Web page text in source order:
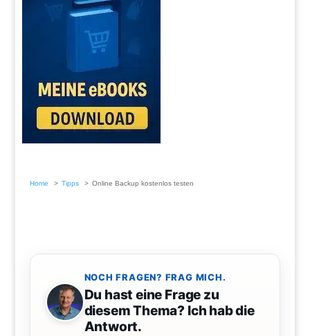
Home Tipps Online Backup kostenlos testen
NOCH FRAGEN? FRAG MICH.
Du hast eine Frage zu
diesem Thema? Ich hab die
Antwort.